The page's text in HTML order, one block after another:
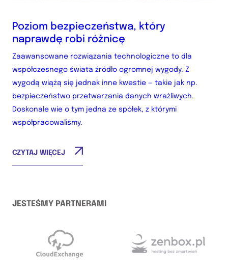
Poziom bezpieczeństwa, który
naprawdę robi różnicę
Zaawansowane rozwiązania technologiczne to dla
współczesnego świata źródło ogromnej wygody. Z
wygodą wiążą się jednak inne kwestie — takie jak np.
bezpieczeństwo przetwarzania danych wrażliwych.
Doskonale wie o tym jedna ze spółek, z którymi
współpracowaliśmy.
CZYTAJ WIĘCEJ
JESTEŚMY PARTNERAMI